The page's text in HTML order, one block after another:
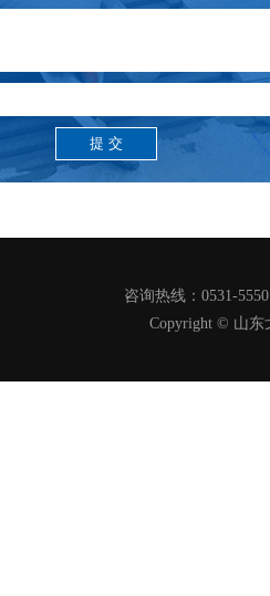
咨询热线：0531-
Copyright © 山